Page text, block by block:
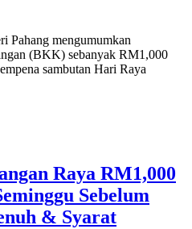
Pahang mengumumkan
(BKK) sebanyak RM1,000
sambutan Hari Raya
Raya RM1,000
Sebelum
& Syarat